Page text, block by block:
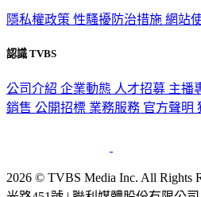
隱私權政策 性騷擾防治措施 網站
認識 TVBS
公司介紹 企業動態 人才招募 主播
銷售 公開招標 業務服務 官方聲明
2026 © TVBS Media Inc. All Rights